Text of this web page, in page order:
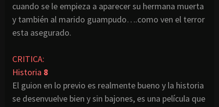
cuando se le empieza a aparecer su hermana muerta
y también al marido guampudo….como ven el terror
esta asegurado.
CRITICA:
Historia 8
El guion en lo previo es realmente bueno y la historia
se desenvuelve bien y sin bajones, es una película que